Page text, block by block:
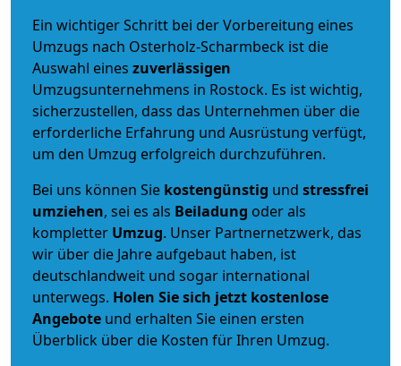
Ein wichtiger Schritt bei der Vorbereitung eines
Umzugs nach Osterholz-Scharmbeck ist die
Auswahl eines zuverlässigen
Umzugsunternehmens in Rostock. Es ist wichtig,
sicherzustellen, dass das Unternehmen über die
erforderliche Erfahrung und Ausrüstung verfügt,
um den Umzug erfolgreich durchzuführen.
Bei uns können Sie kostengünstig und stressfrei
umziehen, sei es als Beiladung oder als
kompletter Umzug. Unser Partnernetzwerk, das
wir über die Jahre aufgebaut haben, ist
deutschlandweit und sogar international
unterwegs. Holen Sie sich jetzt kostenlose
Angebote und erhalten Sie einen ersten
Überblick über die Kosten für Ihren Umzug.